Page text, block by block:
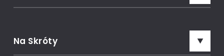
Prime Garage, ul. Marsów 15, 34-600 Limanowa
Na Skróty